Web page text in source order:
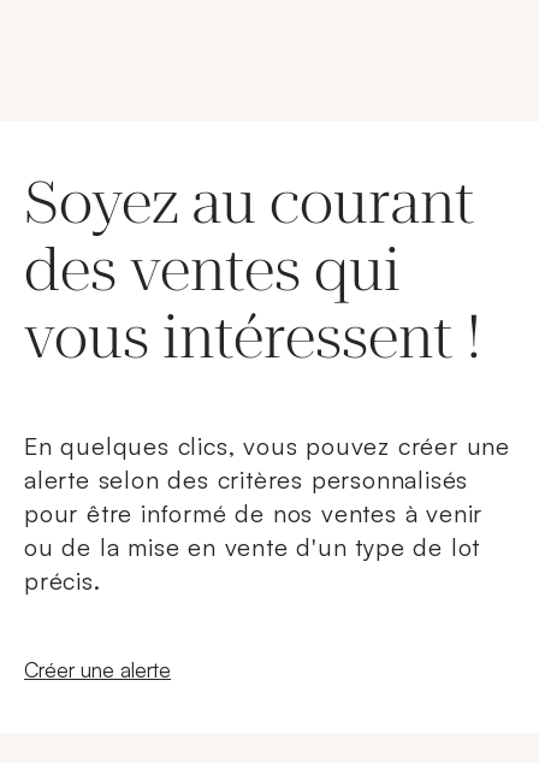
Soyez au courant
des ventes qui
vous intéressent !
En quelques clics, vous pouvez créer une
alerte selon des critères personnalisés
pour être informé de nos ventes à venir
ou de la mise en vente d'un type de lot
précis.
Nouvelle fenêtre
Créer une alerte